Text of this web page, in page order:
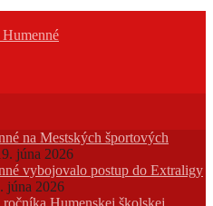
na Mestských športových
júna 2026
vybojovalo postup do Extraligy
júna 2026
Humenskej školskej